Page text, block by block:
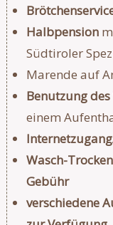
Halbpension
Südtiroler
Marende auf
Benutzung
einem
Wasch-
Gebühr
verschiedene